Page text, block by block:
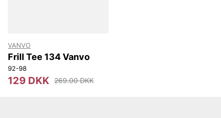
VANVO
Frill Tee 134 Vanvo
92-98
129 DKK 269.00 DKK